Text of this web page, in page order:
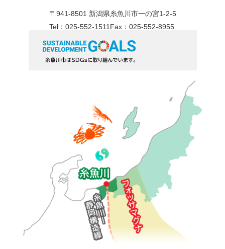
〒941-8501 新潟県糸魚川市一の宮1-2-5
Tel：025-552-1511 Fax：025-552-8955